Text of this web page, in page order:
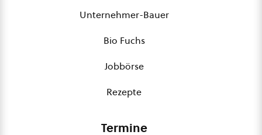
Unternehmer-Bauer
Bio Fuchs
Jobbörse
Rezepte
Termine